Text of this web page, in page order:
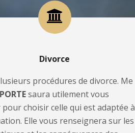
Divorce
procédures de divorce. Me
saura utilement vous
choisir celle qui est adaptée à
Elle vous renseignera sur les